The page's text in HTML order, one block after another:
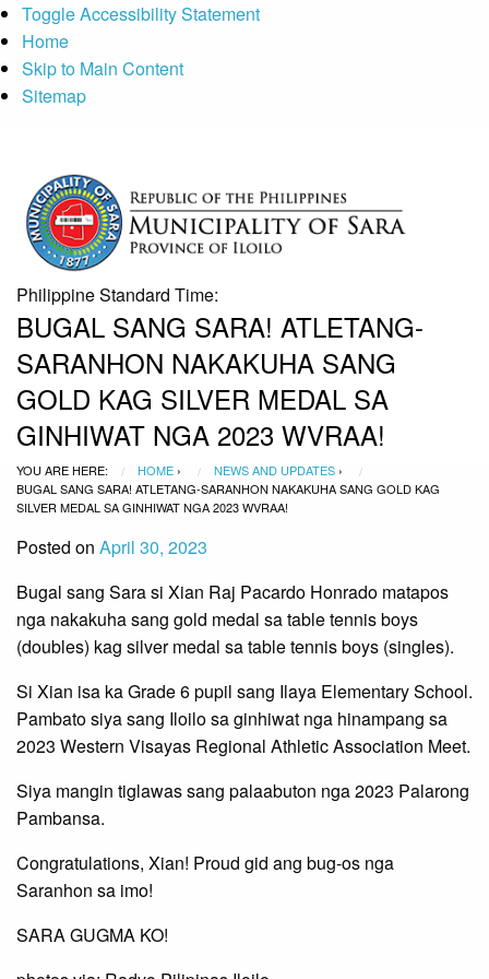
Toggle Accessibility Statement
Home
Skip to Main Content
Sitemap
Philippine Standard Time:
BUGAL SANG SARA! ATLETANG-
SARANHON NAKAKUHA SANG
GOLD KAG SILVER MEDAL SA
GINHIWAT NGA 2023 WVRAA!
YOU ARE HERE: HOME › NEWS AND UPDATES ›
BUGAL SANG SARA! ATLETANG-SARANHON NAKAKUHA SANG GOLD KAG
SILVER MEDAL SA GINHIWAT NGA 2023 WVRAA!
Posted on April 30, 2023
Bugal sang Sara si Xian Raj Pacardo Honrado matapos
nga nakakuha sang gold medal sa table tennis boys
(doubles) kag silver medal sa table tennis boys (singles).
Si Xian isa ka Grade 6 pupil sang Ilaya Elementary School.
Pambato siya sang Iloilo sa ginhiwat nga hinampang sa
2023 Western Visayas Regional Athletic Association Meet.
Siya mangin tiglawas sang palaabuton nga 2023 Palarong
Pambansa.
Congratulations, Xian! Proud gid ang bug-os nga
Saranhon sa imo!
SARA GUGMA KO!